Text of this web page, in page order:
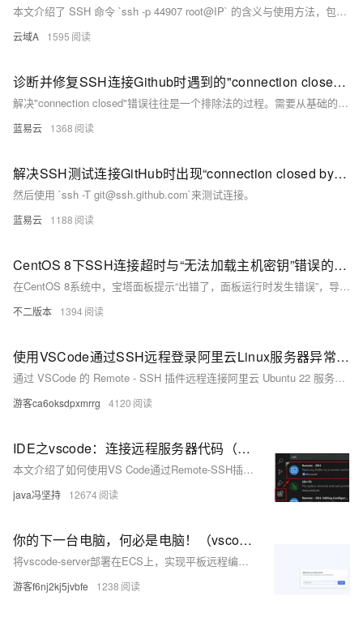
本文介绍了 SSH 命令 `ssh -p 44907 root@IP` 的含义与使用方法，包括命令结构拆解、完整示例及执行过程详解，帮助用户安全地远程登录服务器。
云域A 1595
诊断并修复SSH连接Github时遇到的"connection closed"错误。
解决"connection closed"错误往往是一个排除法的过程。需要从基础的网络检查做起，逐步过渡到深入的配置和服务端日志审查。每一步都应当仔细验证，确保不遗漏可能导致连接问题的任何细节。在执行以上步骤后，大多数SSH连接问题可以得到解决。如果所有步骤都未能解决问题，可能需要寻求更专业的技术支持，或者在GitHub社区寻找是否有其他开发者遇到并解决了类似的问题。
蓝易云 1368
解决SSH测试连接GitHub时出现“connection closed by remote host”的问题。
然后使用 `ssh -T git@ssh.github.com`来测试连接。
蓝易云 1188
CentOS 8下SSH连接超时与“无法加载主机密钥”错误的排查与修复
在CentOS 8系统中，宝塔面板提示“出错了，面板运行时发生错误”，导致插件无法正常显示。同时，SSH连接超时，修复面板功能失效。通过VNC连接排查，发现SSH服务安装和配置问题频发，最终通过重装SSH、调整权限并重新生成主机密钥文件解决问题，成功恢复SSH连接。
不二版本 1394
使用VSCode通过SSH远程登录阿里云Linux服务器异常崩溃
通过 VSCode 的 Remote - SSH 插件远程连接阿里云 Ubuntu 22 服务器时，会因高 CPU 使用率导致连接断开。经排查发现，VSCode 连接根目录 ".." 时会频繁调用"rg"（ripgrep）进行文件搜索，导致 CPU 负载过高。解决方法是将连接目录改为"root"（或其他具体的路径），避免不必要的文件检索，从而恢复正常连接。
游客ca6oksdpxmrrg 4120
IDE之vscode：连接远程服务器代码（亲测OK），与pycharm链接服务器做对比（亲自使用过了），打开文件夹后切换文件夹。
本文介绍了如何使用VS Code通过Remote-SSH插件连接远程服务器进行代码开发，并与PyCharm进行了对比。作者认为VS Code在连接和配置多个服务器时更为简单，推荐使用VS Code。文章详细说明了VS Code的安装、远程插件安装、SSH配置文件编写、服务器连接以及如何在连接后切换文件夹。此外，还提供了使用密钥进行免密登录的方法和解决权限问题的步骤。
java冯坚持 12674
你的下一台电脑，何必是电脑！（vscode-server部署）
将vscode-server部署在ECS上，实现平板远程编写代码，运行代码。
游客f6nj2kj5jvbfe 1238